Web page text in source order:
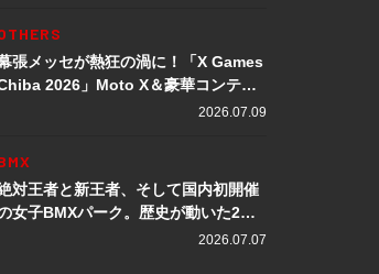
張メッセが熱狂の渦に！「X Games
2026」Moto X＆豪華コンテン
2026.07.09
対王者と新王者、そして国内初開催
女子BMXパーク。歴史が動いた2日
2026.07.07